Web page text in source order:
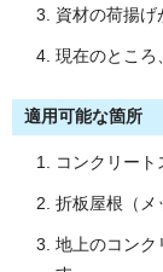
資材の荷揚げ
現在のところ
適用可能な箇所
コンクリート
折板屋根（メ
地上のコンク